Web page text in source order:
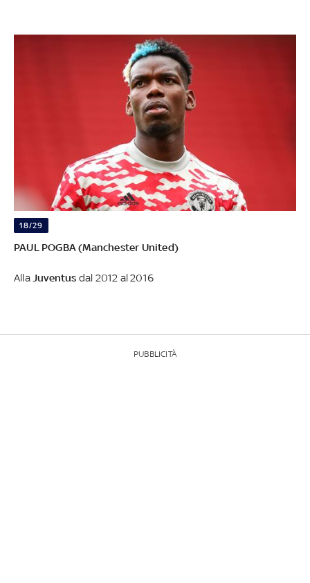
18/29
PAUL POGBA (Manchester United)
Alla Juventus dal 2012 al 2016
PUBBLICITÀ